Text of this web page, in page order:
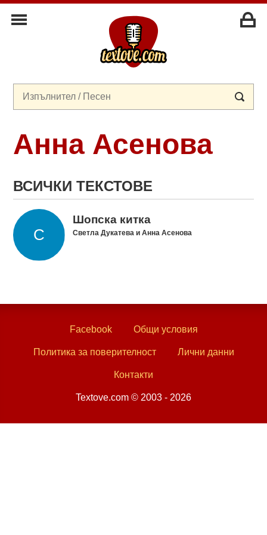
Анна Асенова
ВСИЧКИ ТЕКСТОВЕ
Шопска китка
Светла Дукатева и Анна Асенова
Facebook Общи условия
Политика за поверителност Лични данни
Контакти
Textove.com © 2003 - 2026